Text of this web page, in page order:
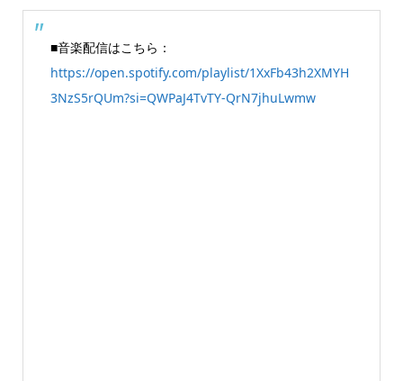
■音楽配信はこちら：
https://open.spotify.com/playlist/1XxFb43h2XMYH
3NzS5rQUm?si=QWPaJ4TvTY-QrN7jhuLwmw